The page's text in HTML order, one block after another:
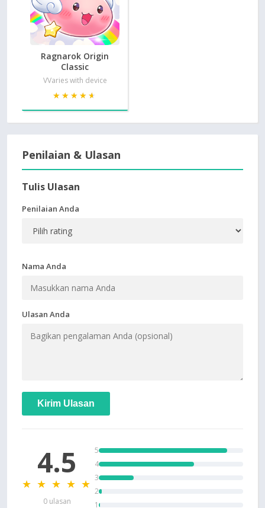
Ragnarok Origin
Classic
VVaries with device
★★★★★
★★★★★
Penilaian & Ulasan
Tulis Ulasan
Penilaian Anda
Nama Anda
Ulasan Anda
Kirim Ulasan
4.5
★ ★ ★ ★ ★
0 ulasan
5
4
3
2
1